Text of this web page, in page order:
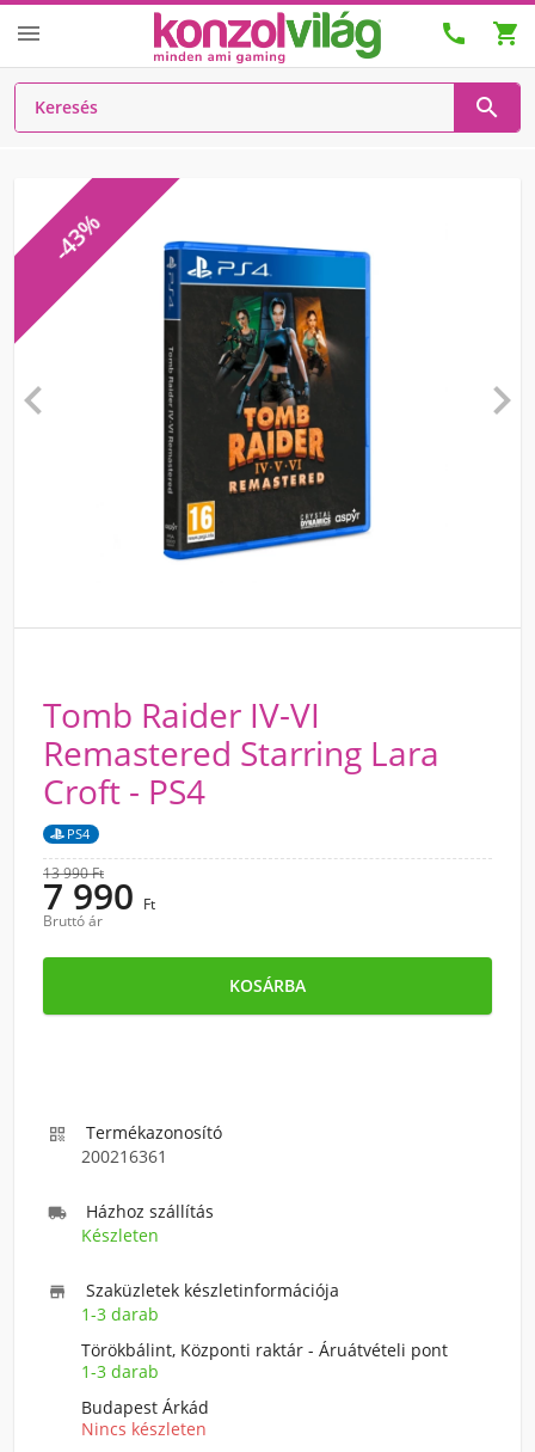
  

-43%
 
Tomb Raider IV-VI
Remastered Starring Lara
Croft - PS4
PS4
13 990 Ft
7 990 Ft
Bruttó ár
KOSÁRBA

Termékazonosító
200216361

Házhoz szállítás
Készleten

Szaküzletek készletinformációja
1-3 darab
Törökbálint, Központi raktár - Áruátvételi pont
1-3 darab
Budapest Árkád
Nincs készleten